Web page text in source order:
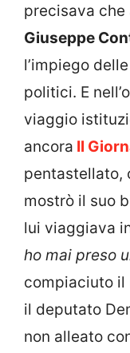
precisava
Giuseppe
l’impiego
politici. E
viaggio
ancora Il
pentastellato,
mostrò il suo
lui viaggiava
ho mai preso
compiaciuto il
il deputato
non alleato